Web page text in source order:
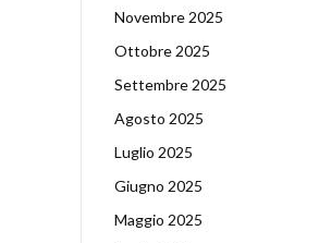
Novembre 2025
Ottobre 2025
Settembre 2025
Agosto 2025
Luglio 2025
Giugno 2025
Maggio 2025